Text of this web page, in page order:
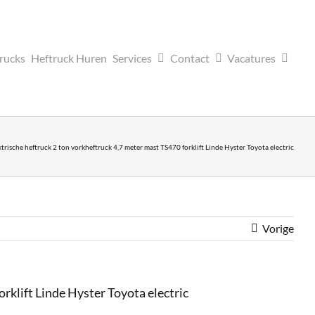
Heftruck Huren Services Contact Vacatures
heftruck 2 ton vorkheftruck 4,7 meter mast TS470 forklift Linde Hyster Toyota electric
Vorige
Linde Hyster Toyota electric